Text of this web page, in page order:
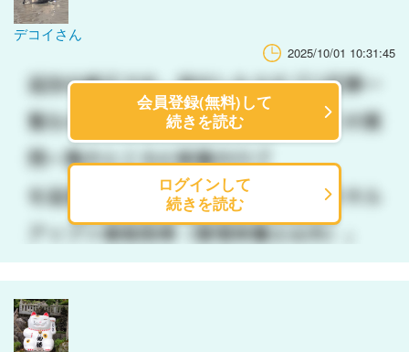
デコイさん
2025/10/01 10:31:45
会員登録(無料)して
続きを読む
ログインして
続きを読む